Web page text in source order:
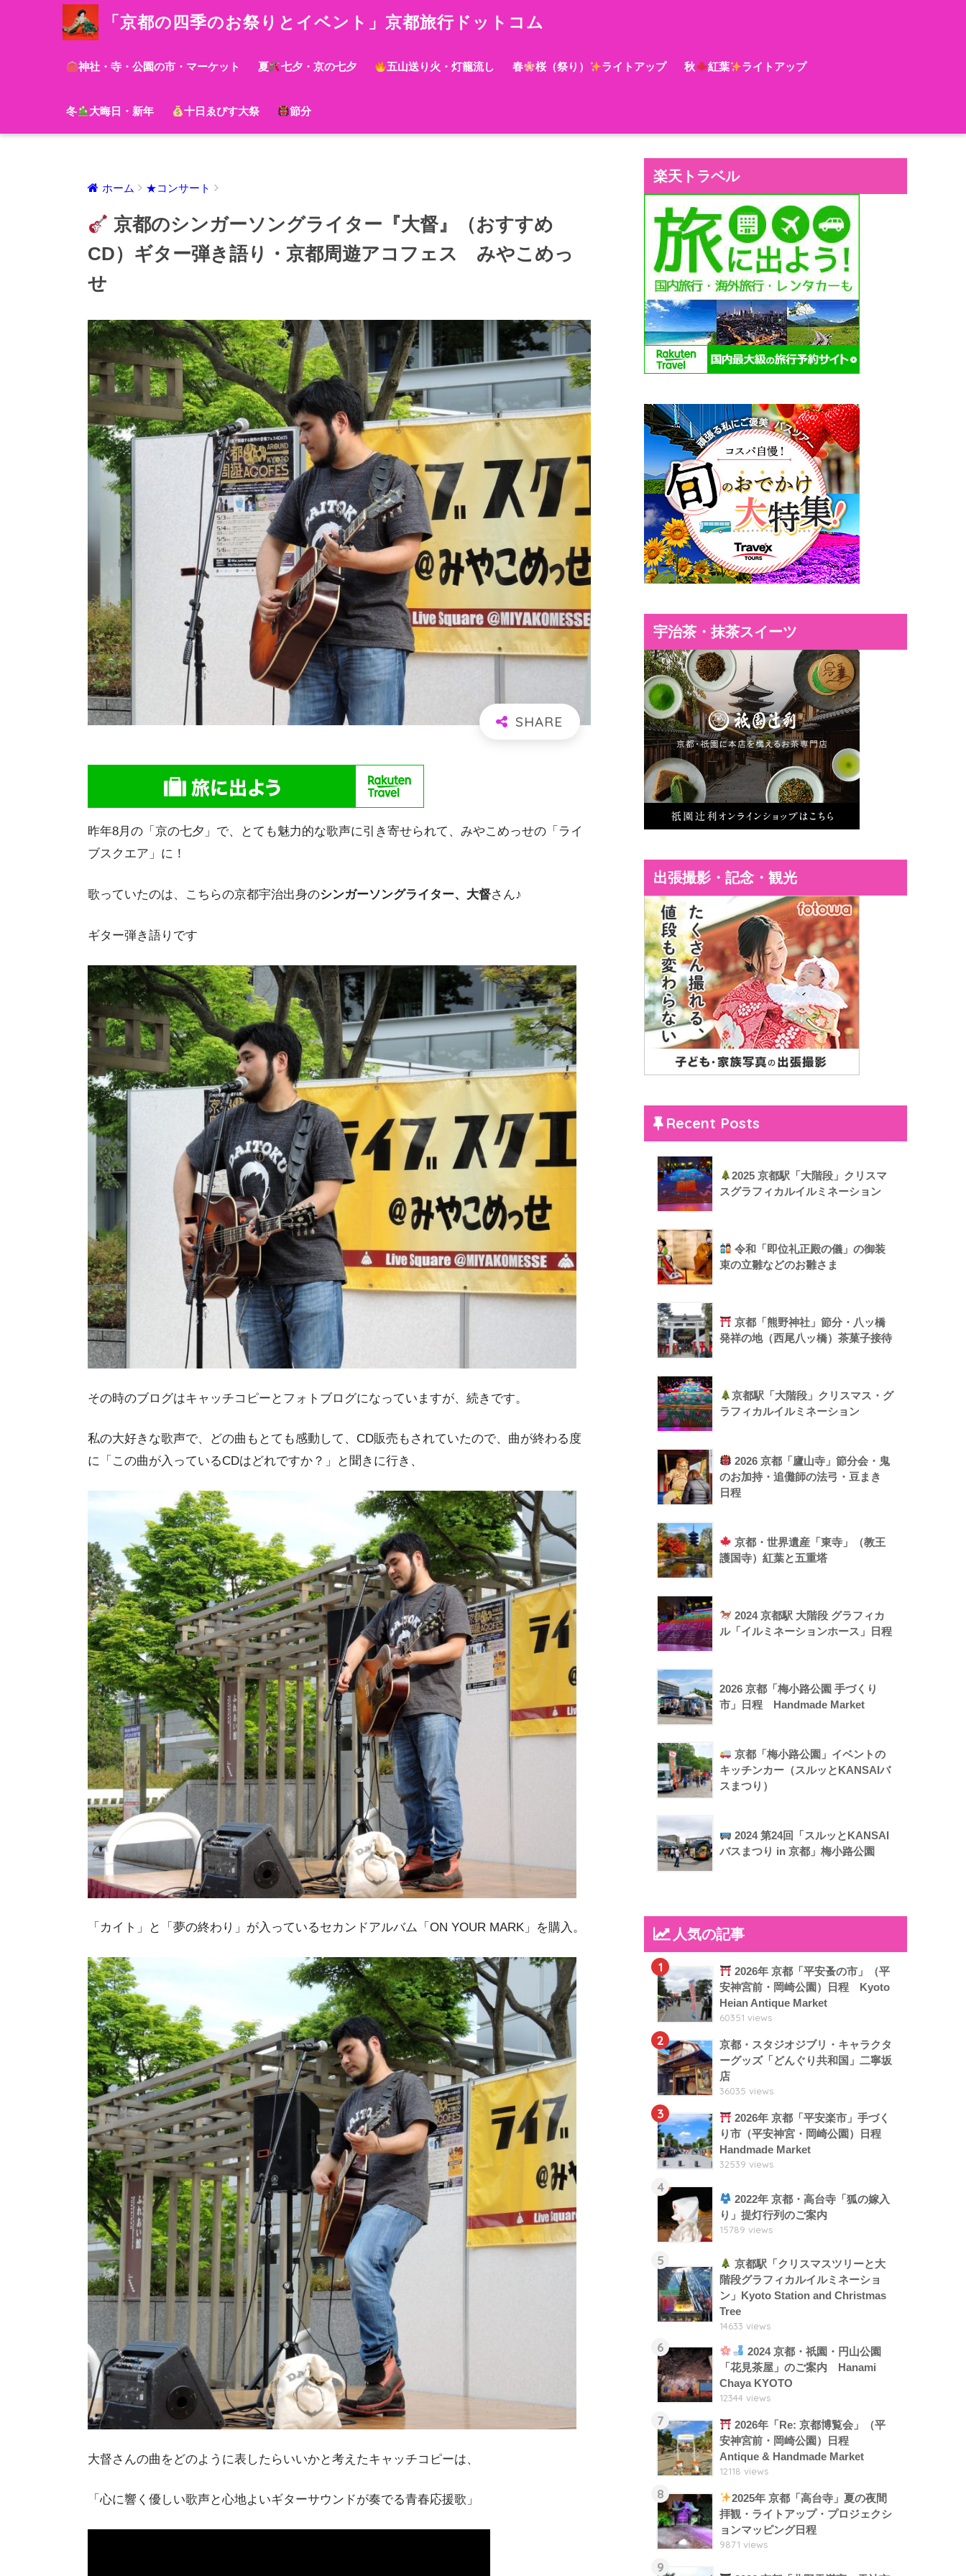
「京都の四季のお祭りとイベント」京都旅行ドットコム
神社・寺・公園の市・マーケット 夏 七夕・京の七夕 五山送り火・灯籠流し 春 桜（祭り） ライトアップ 秋 紅葉 ライトアップ
冬 大晦日・新年 十日ゑびす大祭 節分
ホーム ★コンサート
京都のシンガーソングライター『大督』（おすすめ
CD）ギター弾き語り・京都周遊アコフェス みやこめっ
せ
昨年8月の「京の七夕」で、とても魅力的な歌声に引き寄せられて、みやこめっせの「ライ
ブスクエア」に！
歌っていたのは、こちらの京都宇治出身のシンガーソングライター、大督さん♪
ギター弾き語りです
その時のブログはキャッチコピーとフォトブログになっていますが、続きです。
私の大好きな歌声で、どの曲もとても感動して、CD販売もされていたので、曲が終わる度
に「この曲が入っているCDはどれですか？」と聞きに行き、
「カイト」と「夢の終わり」が入っているセカンドアルバム「ON YOUR MARK」を購入。
大督さんの曲をどのように表したらいいかと考えたキャッチコピーは、
「心に響く優しい歌声と心地よいギターサウンドが奏でる青春応援歌」
楽天トラベル
宇治茶・抹茶スイーツ
出張撮影・記念・観光
Recent Posts
2025 京都駅「大階段」クリスマ
スグラフィカルイルミネーション
令和「即位礼正殿の儀」の御装
束の立雛などのお雛さま
京都「熊野神社」節分・八ッ橋
発祥の地（西尾八ッ橋）茶菓子接待
京都駅「大階段」クリスマス・グ
ラフィカルイルミネーション
2026 京都「廬山寺」節分会・鬼
のお加持・追儺師の法弓・豆まき
日程
京都・世界遺産「東寺」（教王
護国寺）紅葉と五重塔
2024 京都駅 大階段 グラフィカ
ル「イルミネーションホース」日程
2026 京都「梅小路公園 手づくり
市」日程 Handmade Market
京都「梅小路公園」イベントの
キッチンカー（スルッとKANSAIバ
スまつり）
2024 第24回「スルッとKANSAI
バスまつり in 京都」梅小路公園
人気の記事
1
2026年 京都「平安蚤の市」（平
安神宮前・岡崎公園）日程 Kyoto
Heian Antique Market
60351 views
2
京都・スタジオジブリ・キャラクタ
ーグッズ「どんぐり共和国」二寧坂
店
36035 views
3
2026年 京都「平安楽市」手づく
り市（平安神宮・岡崎公園）日程
Handmade Market
32539 views
4
2022年 京都・高台寺「狐の嫁入
り」提灯行列のご案内
15789 views
5
京都駅「クリスマスツリーと大
階段グラフィカルイルミネーショ
ン」Kyoto Station and Christmas
Tree
14633 views
6
2024 京都・祇園・円山公園
「花見茶屋」のご案内 Hanami
Chaya KYOTO
12344 views
7
2026年「Re: 京都博覧会」（平
安神宮前・岡崎公園）日程
Antique & Handmade Market
12118 views
8
2025年 京都「高台寺」夏の夜間
拝観・ライトアップ・プロジェクシ
ョンマッピング日程
9871 views
9